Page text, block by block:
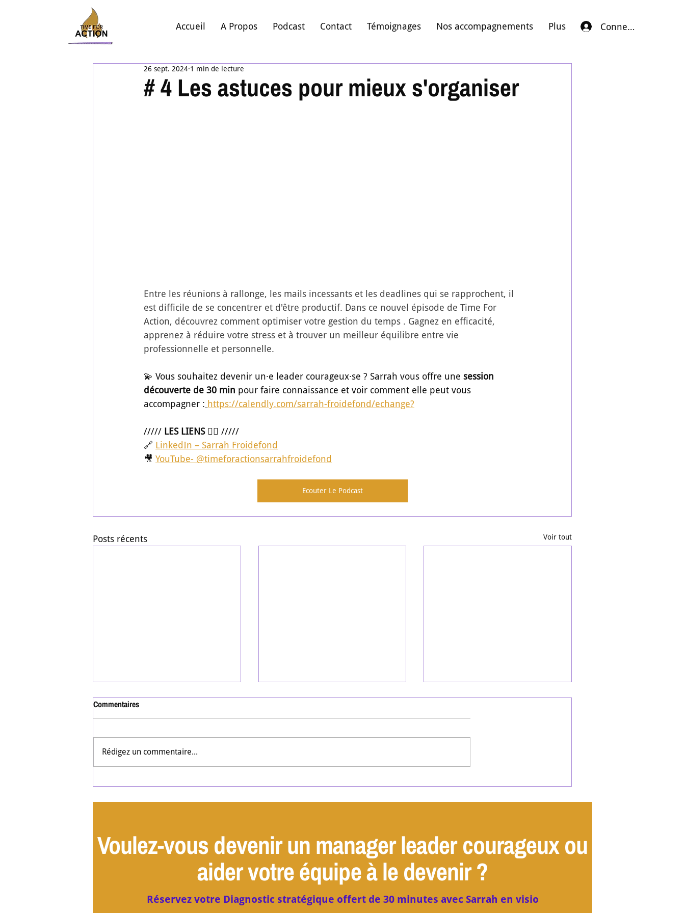
Accueil A Propos Podcast Contact Témoignages Nos accompagnements Plus Connexion
# 4 Les astuces pour mieux s'organiser
26 sept. 2024 1 min de lecture
Entre les réunions à rallonge, les mails incessants et les deadlines qui se rapprochent, il
est difficile de se concentrer et d'être productif. Dans ce nouvel épisode de Time For
Action, découvrez comment optimiser votre gestion du temps . Gagnez en efficacité,
apprenez à réduire votre stress et à trouver un meilleur équilibre entre vie
professionnelle et personnelle.
💫 Vous souhaitez devenir un·e leader courageux·se ? Sarrah vous offre une session
découverte de 30 min pour faire connaissance et voir comment elle peut vous
accompagner : https://calendly.com/sarrah-froidefond/echange?
///// LES LIENS 👇🏾 /////
🔗 LinkedIn – Sarrah Froidefond
🎥 YouTube- @timeforactionsarrahfroidefond
Ecouter Le Podcast
Posts récents Voir tout
#35 Leadership et Autisme : La
#34 Votre gentillesse est devenue
#33 Arrêtez de vous mentir :
Commentaires
Rédigez un commentaire...
Voulez-vous devenir un manager leader courageux ou
aider votre équipe à le devenir ?
Réservez votre Diagnostic stratégique offert de 30 minutes avec Sarrah en visio